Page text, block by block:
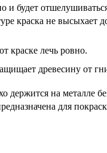
и будет
краска не высыхает
краске лечь ровно.
древесину от
держится на металле
для